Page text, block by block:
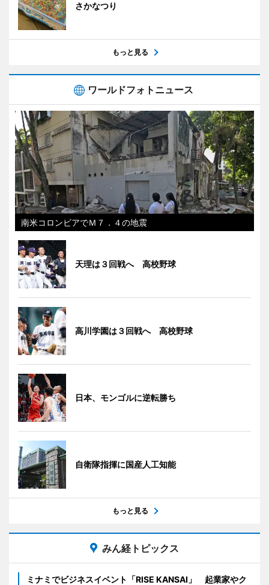
さかなつり
もっと見る
ワールドフォトニュース
南米コロンビアでＭ７．４の地震
天理は３回戦へ 高校野球
高川学園は３回戦へ 高校野球
日本、モンゴルに逆転勝ち
自衛隊指揮に国産人工知能
もっと見る
みん経トピックス
ミナミでビジネスイベント「RISE KANSAI」 起業家やク